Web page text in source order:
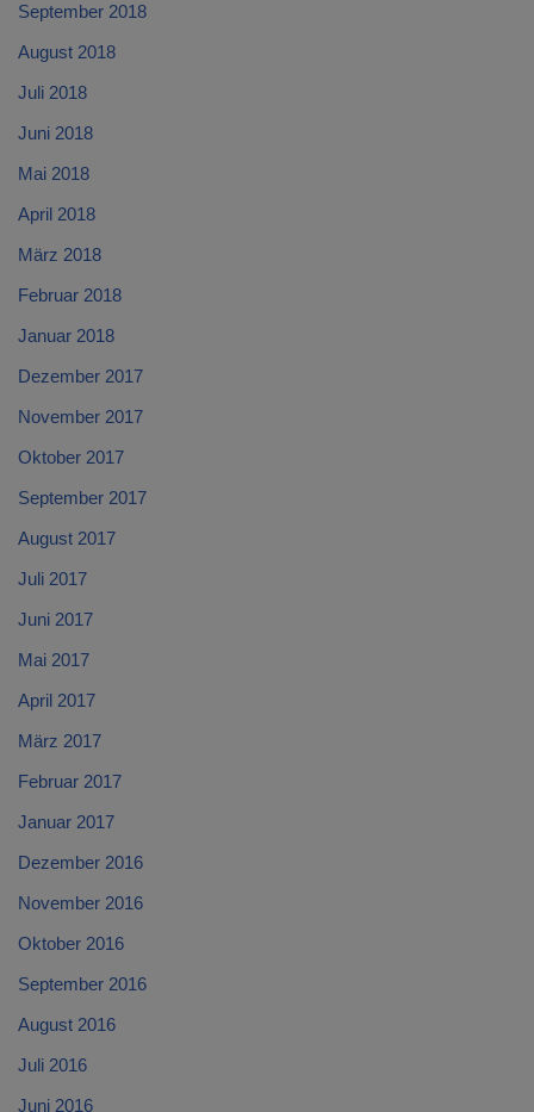
September 2018
August 2018
Juli 2018
Juni 2018
Mai 2018
April 2018
März 2018
Februar 2018
Januar 2018
Dezember 2017
November 2017
Oktober 2017
September 2017
August 2017
Juli 2017
Juni 2017
Mai 2017
April 2017
März 2017
Februar 2017
Januar 2017
Dezember 2016
November 2016
Oktober 2016
September 2016
August 2016
Juli 2016
Juni 2016